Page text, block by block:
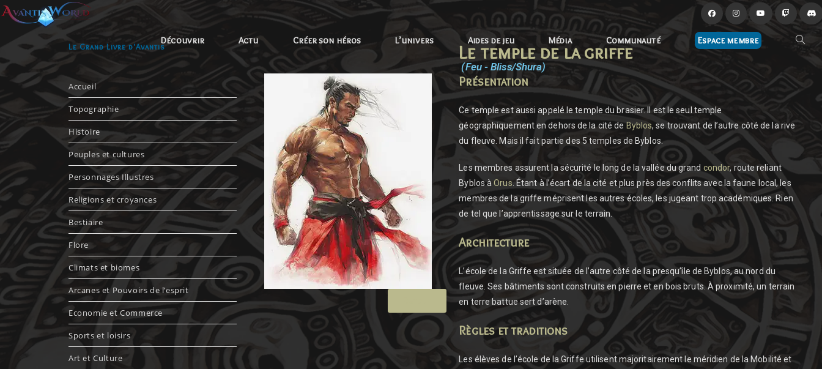
Découvrir Actu Créer son héros L’univers Aides de jeu Média Communauté Espace membre
Le Grand Livre d'Avantis
Accueil
Topographie
Histoire
Peuples et cultures
Personnages Illustres
Religions et croyances
Bestiaire
Flore
Climats et biomes
Arcanes et Pouvoirs de l’esprit
Economie et Commerce
Sports et loisirs
Art et Culture
Le temple de la griffe
(Feu - Bliss/Shura)
Présentation
Ce temple est aussi appelé le temple du brasier. Il est le seul temple
géographiquement en dehors de la cité deByblos, se trouvant de l’autre côté de la rive
du fleuve. Mais il fait partie des 5 temples de Byblos.
Les membres assurent la sécurité le long de la vallée du grand condor, route reliant
Byblos àOrus. Étant à l’écart de la cité et plus près des conflits avec la faune local, les
membres de la griffe méprisent les autres écoles, les jugeant trop académiques. Rien
de tel que l’apprentissage sur le terrain.
Architecture
L’école de la Griffe est située de l’autre côté de la presqu’île de Byblos, au nord du
fleuve. Ses bâtiments sont construits en pierre et en bois bruts. À proximité, un terrain
en terre battue sert d’arène.
Règles et traditions
Les élèves de l’école de la Griffe utilisent majoritairement le méridien de la Mobilité et